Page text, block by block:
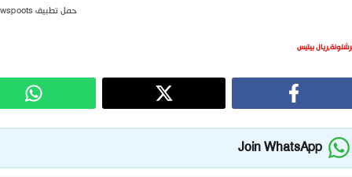
حمل تطبيق newspoots
,ريال بيتيس
Join WhatsApp